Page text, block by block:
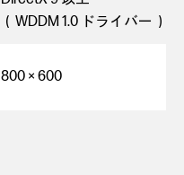
（WDDM 1.0 ドライバー）
800 × 600